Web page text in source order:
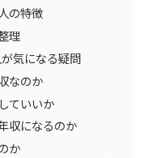
の特徴
理
気になる疑問
なのか
ていいか
収になるのか
か